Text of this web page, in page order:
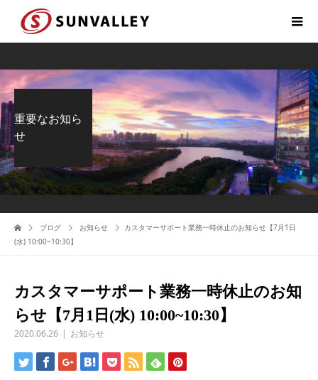
重要なお知ら
せ
ブログ お知らせ
カスタマーサポート業務一時休止のお知らせ【7月1日
(水) 10:00~10:30】
カスタマーサポート業務一時休止のお知
らせ【7月1日(水) 10:00~10:30】
2020.06.26 お知らせ